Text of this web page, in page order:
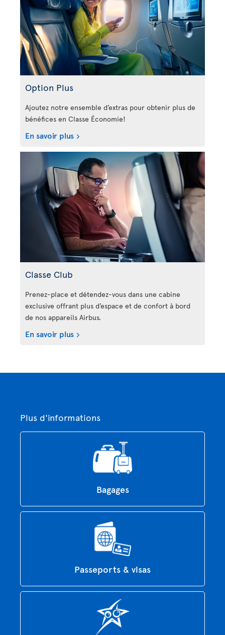
Option Plus
Ajoutez notre ensemble d’extras pour obtenir plus de
bénéfices en Classe Économie!
En savoir plus
Classe Club
Prenez-place et détendez-vous dans une cabine
exclusive offrant plus d’espace et de confort à bord
de nos appareils Airbus.
En savoir plus
Plus d'informations
Bagages
Passeports & visas